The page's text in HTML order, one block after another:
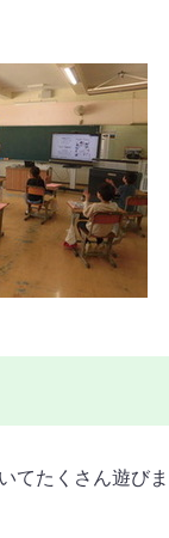
てたくさん遊び